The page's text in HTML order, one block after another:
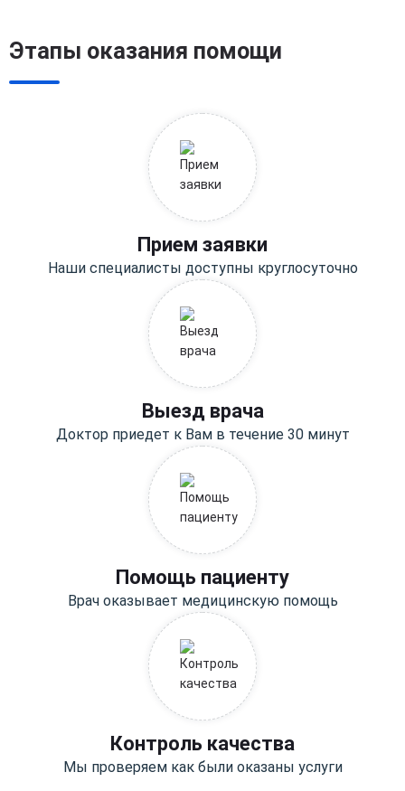
Этапы оказания помощи
Прием заявки
Наши специалисты доступны круглосуточно
Выезд врача
Доктор приедет к Вам в течение 30 минут
Помощь пациенту
Врач оказывает медицинскую помощь
Контроль качества
Мы проверяем как были оказаны услуги